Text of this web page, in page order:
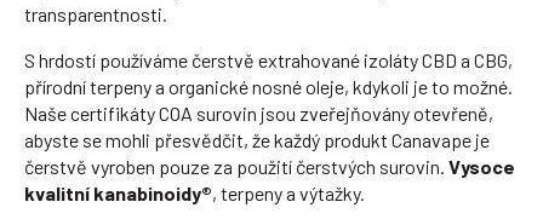
transparentnosti.
S hrdostí používáme čerstvě extrahované izoláty CBD a CBG,
přírodní terpeny a organické nosné oleje, kdykoli je to možné.
Naše certifikáty COA surovin jsou zveřejňovány otevřeně,
abyste se mohli přesvědčit, že každý produkt Canavape je
čerstvě vyroben pouze za použití čerstvých surovin. Vysoce
kvalitní kanabinoidy®, terpeny a výtažky.